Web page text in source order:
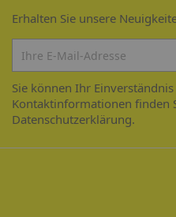
Erhalten Sie unsere
Sie können Ihr
Kontaktinformationen finden
Datenschutzerklärung.